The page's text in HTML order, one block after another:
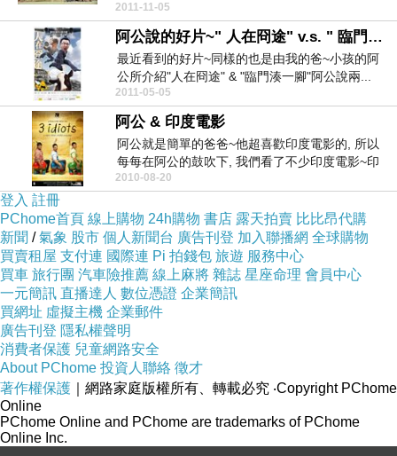
國際路...
2011-11-05
阿公說的好片~" 人在冏途" v.s. " 臨門湊一腳" ~
最近看到的好片~同樣的也是由我的爸~小孩的阿
公所介紹"人在冏途" & "臨門湊一腳"阿公說兩...
2011-05-05
阿公 & 印度電影
阿公就是簡單的爸爸~他超喜歡印度電影的, 所以
每每在阿公的鼓吹下, 我們看了不少印度電影~印
象中的第...
2010-08-20
登入 註冊
PChome首頁 線上購物 24h購物 書店 露天拍賣 比比昂代購
新聞 /氣象 股市 個人新聞台 廣告刊登 加入聯播網 全球購物
買賣租屋 支付連 國際連 Pi 拍錢包 旅遊 服務中心
買車 旅行團 汽車險推薦 線上麻將 雜誌 星座命理 會員中心
一元簡訊 直播達人 數位憑證 企業簡訊
買網址 虛擬主機 企業郵件
廣告刊登 隱私權聲明
消費者保護 兒童網路安全
About PChome 投資人聯絡 徵才
著作權保護 ｜網路家庭版權所有、轉載必究 ‧Copyright PChome
Online
PChome Online and PChome are trademarks of PChome
Online Inc.